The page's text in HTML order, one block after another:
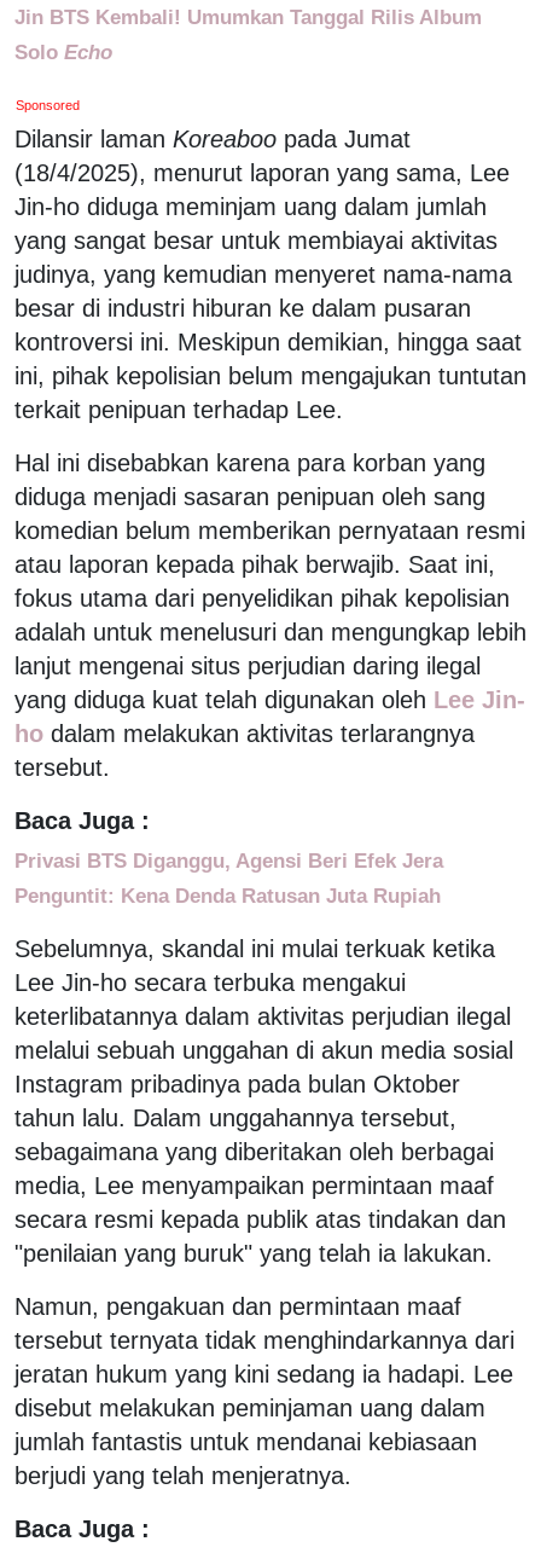
Jin BTS Kembali! Umumkan Tanggal Rilis Album
Solo Echo
Sponsored
Dilansir laman Koreaboo pada Jumat
(18/4/2025), menurut laporan yang sama, Lee
Jin-ho diduga meminjam uang dalam jumlah
yang sangat besar untuk membiayai aktivitas
judinya, yang kemudian menyeret nama-nama
besar di industri hiburan ke dalam pusaran
kontroversi ini. Meskipun demikian, hingga saat
ini, pihak kepolisian belum mengajukan tuntutan
terkait penipuan terhadap Lee.
Hal ini disebabkan karena para korban yang
diduga menjadi sasaran penipuan oleh sang
komedian belum memberikan pernyataan resmi
atau laporan kepada pihak berwajib. Saat ini,
fokus utama dari penyelidikan pihak kepolisian
adalah untuk menelusuri dan mengungkap lebih
lanjut mengenai situs perjudian daring ilegal
yang diduga kuat telah digunakan oleh Lee Jin-
ho dalam melakukan aktivitas terlarangnya
tersebut.
Baca Juga :
Privasi BTS Diganggu, Agensi Beri Efek Jera
Penguntit: Kena Denda Ratusan Juta Rupiah
Sebelumnya, skandal ini mulai terkuak ketika
Lee Jin-ho secara terbuka mengakui
keterlibatannya dalam aktivitas perjudian ilegal
melalui sebuah unggahan di akun media sosial
Instagram pribadinya pada bulan Oktober
tahun lalu. Dalam unggahannya tersebut,
sebagaimana yang diberitakan oleh berbagai
media, Lee menyampaikan permintaan maaf
secara resmi kepada publik atas tindakan dan
"penilaian yang buruk" yang telah ia lakukan.
Namun, pengakuan dan permintaan maaf
tersebut ternyata tidak menghindarkannya dari
jeratan hukum yang kini sedang ia hadapi. Lee
disebut melakukan peminjaman uang dalam
jumlah fantastis untuk mendanai kebiasaan
berjudi yang telah menjeratnya.
Baca Juga :